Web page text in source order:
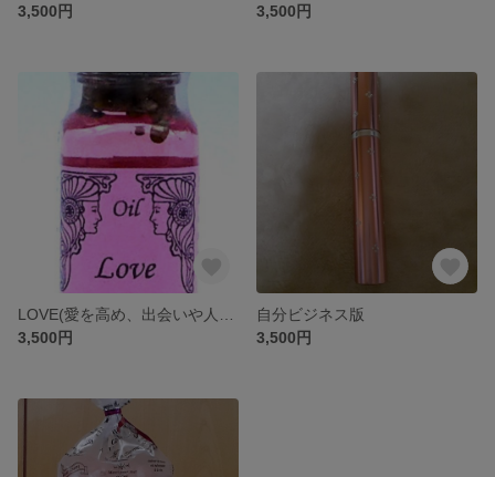
3,500円
3,500円
3,500円
自分ビジネス版
3,500円